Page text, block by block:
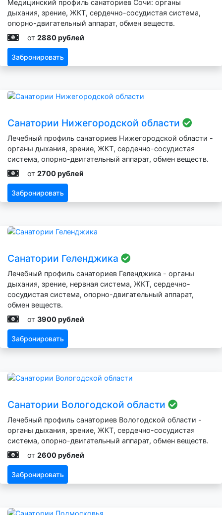
Медицинский профиль санаториев Сочи: органы
дыхания, зрение, ЖКТ, сердечно-сосудистая система,
опорно-двигательный аппарат, обмен веществ.
от 2880 рублей
Забронировать
Санатории Нижегородской области
Лечебный профиль санаториев Нижегородской области -
органы дыхания, зрение, ЖКТ, сердечно-сосудистая
система, опорно-двигательный аппарат, обмен веществ.
от 2700 рублей
Забронировать
Санатории Геленджика
Лечебный профиль санаториев Геленджика - органы
дыхания, зрение, нервная система, ЖКТ, сердечно-
сосудистая система, опорно-двигательный аппарат,
обмен веществ.
от 3900 рублей
Забронировать
Санатории Вологодской области
Лечебный профиль санаториев Вологодской области -
органы дыхания, зрение, ЖКТ, сердечно-сосудистая
система, опорно-двигательный аппарат, обмен веществ.
от 2600 рублей
Забронировать